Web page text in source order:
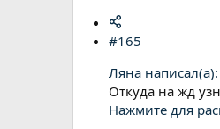
#165
Ляна написал(а):
Откуда на жд
Нажмите для